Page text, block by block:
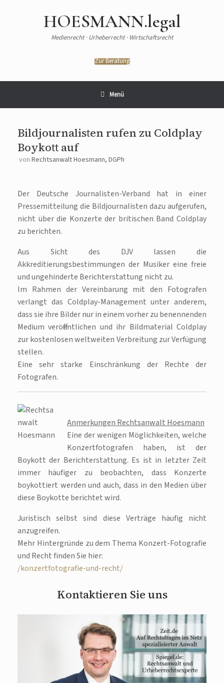
HOESMANN.legal
Medienrecht · Urheberrecht · Wirtschaftsrecht
Zur Beratung
Menü
Bildjournalisten rufen zu Coldplay
Boykott auf
von Rechtsanwalt Hoesmann, DGPh
Der Deutsche Journalisten-Verband hat in einer
Pressemitteilung die Bildjournalisten dazu aufgerufen,
nicht über die Konzerte der britischen Band Coldplay
zu berichten.
Aus Sicht des DJV lassen die
Akkreditierungsbestimmungen der Musiker eine freie
und ungehinderte Berichterstattung nicht zu.
Im Rahmen der Vereinbarung mit den Fotografen
verlangt das Coldplay-Management unter anderem,
dass sie ihre Bilder nur in einem vorher zu benennenden
Medium veröffentlichen und ihr Bildmaterial Coldplay
zur kostenlosen weltweiten Verbreitung zur Verfügung
stellen.
Eine sehr starke Einschränkung der Rechte der
Fotografen.
Anmerkungen Rechtsanwalt Hoesmann
Eine der wenigen Möglichkeiten, welche
Konzertfotografen haben, ist der
Boykott der Berichterstattung. Es ist in letzter Zeit
immer häufiger zu beobachten, dass Konzerte
boykottiert werden und auch, dass in den Medien über
diese Boykotte berichtet wird.
Juristisch selbst sind diese Verträge häufig nicht
anzugreifen.
Mehr Hintergründe zu dem Thema Konzert-Fotografie
und Recht finden Sie hier:
/konzertfotografie-und-recht/
Kontaktieren Sie uns